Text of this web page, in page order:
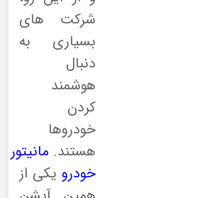
شرکت های
بسیاری به
دنبال
هوشمند
کردن
خودروها
هستند. مانیتور
خودرو یکی از